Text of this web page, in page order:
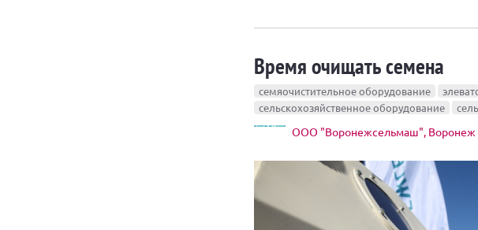
Время очищать семена
семяочистительное оборудование
сельскохозяйственное оборудование
ООО "Воронежсельмаш", Воронеж